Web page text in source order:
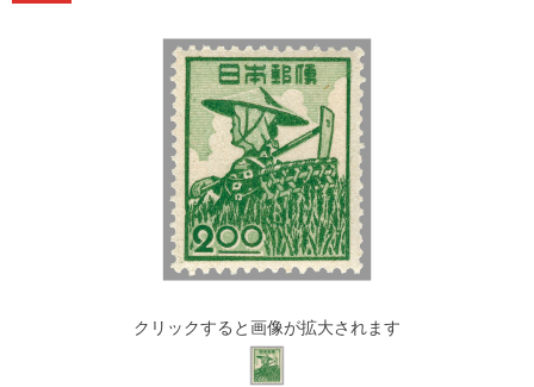
クリックすると画像が拡大されます